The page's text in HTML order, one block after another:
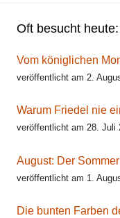
Oft besucht heute:
Vom königlichen
veröffentlicht am 2.
Warum Friedel nie
veröffentlicht am 28. Juli
August: Der
veröffentlicht am 1.
Die bunten Farben